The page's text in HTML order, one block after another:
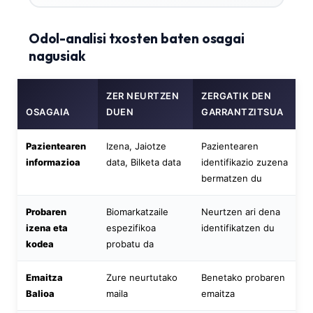
Odol-analisi txosten baten osagai
nagusiak
OSAGAIA
ZER NEURTZEN
DUEN
ZERGATIK DEN
GARRANTZITSUA
Pazientearen
informazioa
Izena, Jaiotze
data, Bilketa data
Pazientearen
identifikazio zuzena
bermatzen du
Probaren
izena eta
kodea
Biomarkatzaile
espezifikoa
probatu da
Neurtzen ari dena
identifikatzen du
Emaitza
Balioa
Zure neurtutako
maila
Benetako probaren
emaitza